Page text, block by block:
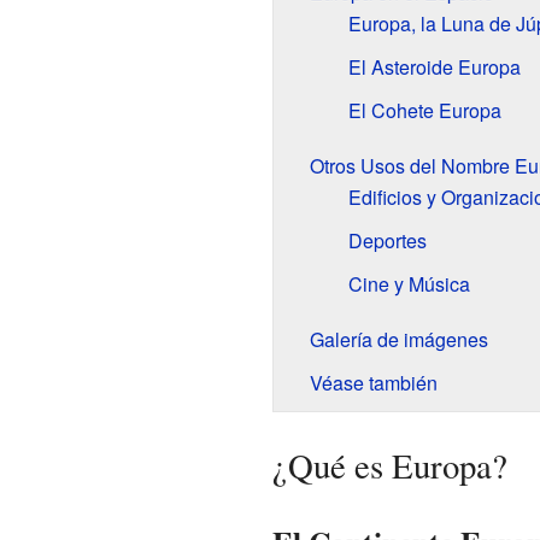
Europa, la Luna de
El Asteroide Europa
El Cohete Europa
Otros Usos del Nombre
Edificios y
Deportes
Cine y Música
Galería de imágenes
Véase también
¿Qué es Europa?